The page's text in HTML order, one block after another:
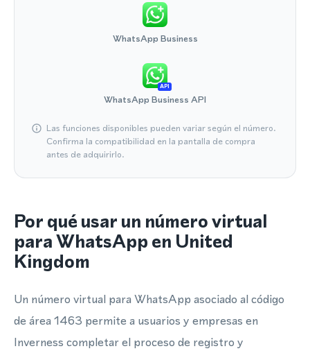
WhatsApp Business
API
WhatsApp Business API
Las funciones disponibles pueden variar según el número.
Confirma la compatibilidad en la pantalla de compra
antes de adquirirlo.
Por qué usar un número virtual
para WhatsApp en United
Kingdom
Un número virtual para WhatsApp asociado al código
de área 1463 permite a usuarios y empresas en
Inverness completar el proceso de registro y